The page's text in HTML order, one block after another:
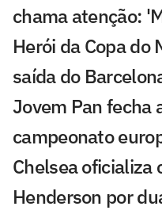
chama atenção:
Herói da Copa do
saída do
Jovem Pan fecha
campeonato
Chelsea oficializa
Henderson por